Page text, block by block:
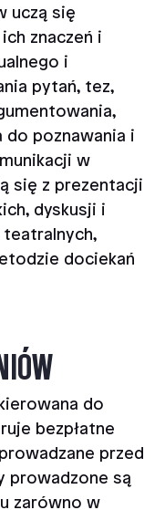
uczą się
znaczeń i
i
pytań, tez,
do poznawania i
w
się z prezentacji
dyskusji i
dociekań
do
bezpłatne
przed
prowadzone są
zarówno w